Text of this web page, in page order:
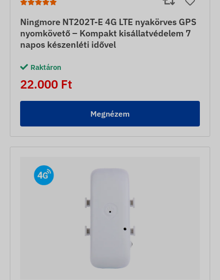
Ningmore NT202T-E 4G LTE nyakörves GPS
nyomkövető – Kompakt kisállatvédelem 7
napos készenléti idővel
Raktáron
22.000 Ft
Megnézem